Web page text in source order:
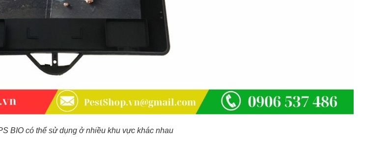
BIO có thể sử dụng ở nhiều khu vực khác nhau